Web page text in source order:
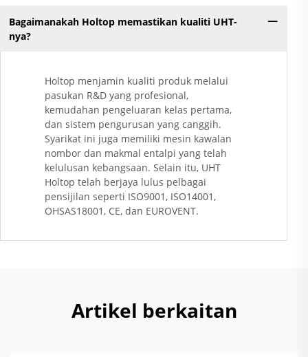
Bagaimanakah Holtop memastikan kualiti UHT-
nya?
Holtop menjamin kualiti produk melalui
pasukan R&D yang profesional,
kemudahan pengeluaran kelas pertama,
dan sistem pengurusan yang canggih.
Syarikat ini juga memiliki mesin kawalan
nombor dan makmal entalpi yang telah
kelulusan kebangsaan. Selain itu, UHT
Holtop telah berjaya lulus pelbagai
pensijilan seperti ISO9001, ISO14001,
OHSAS18001, CE, dan EUROVENT.
Artikel berkaitan